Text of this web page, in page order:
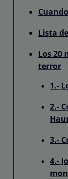
Lista
Los 20
terror
1.-
2.-
3.-
4.-